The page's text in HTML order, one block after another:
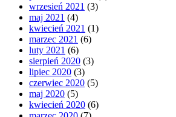
wrzesień 2021 (3)
maj 2021 (4)
kwiecień 2021 (1)
marzec 2021 (6)
luty 2021 (6)
sierpień 2020 (3)
lipiec 2020 (3)
czerwiec 2020 (5)
maj 2020 (5)
kwiecień 2020 (6)